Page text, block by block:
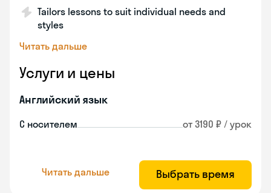
Tailors lessons to suit individual needs and
styles
Читать дальше
Услуги и цены
Английский язык
С носителем от 3190 ₽ / урок
Читать дальше Выбрать время